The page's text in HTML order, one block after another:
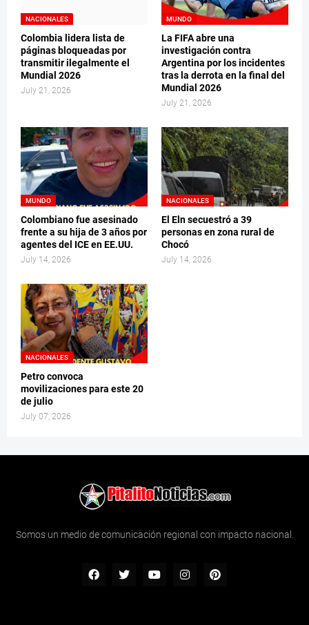
NACIONALES
Colombia lidera lista de
páginas bloqueadas por
transmitir ilegalmente el
Mundial 2026
July 21, 2026
MUNDO
La FIFA abre una
investigación contra
Argentina por los incidentes
tras la derrota en la final del
Mundial 2026
July 21, 2026
MUNDO
Colombiano fue asesinado
frente a su hija de 3 años por
agentes del ICE en EE.UU.
July 14, 2026
NACIONALES
El Eln secuestró a 39
personas en zona rural de
Chocó
July 14, 2026
NACIONALES
Petro convoca
movilizaciones para este 20
de julio
July 07, 2026
Somos un medio de comunicación regional con impacto nacional.